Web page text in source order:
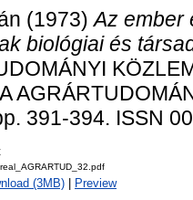
(1973)Az ember
biológiai és
391-394. ISSN
(3MB) Preview